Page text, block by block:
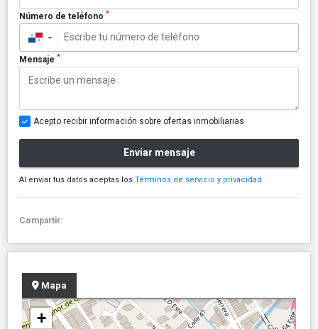
Número de teléfono *
▼
Mensaje *
Acepto recibir información sobre ofertas inmobiliarias
Enviar mensaje
Al enviar tus datos aceptas los Términos de servicio y privacidad
Compartir:
Mapa
+